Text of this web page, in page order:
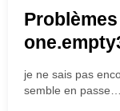
je ne sais pas
semble en passe…